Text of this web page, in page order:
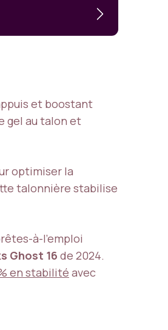
et boostant
gel au talon et
optimiser la
talonnière stabilise
à-l’emploi
Ghost 16 de 2024.
en stabilité avec